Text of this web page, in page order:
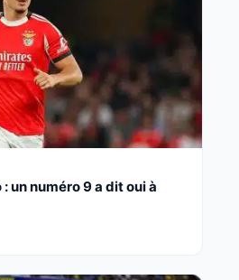
un numéro 9 a dit oui à